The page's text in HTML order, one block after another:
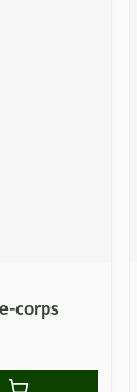
corps